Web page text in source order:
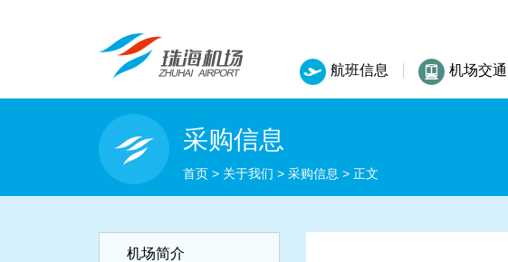
航班信息 机场交通
采购信息
首页 > 关于我们 > 采购信息 > 正文
机场简介